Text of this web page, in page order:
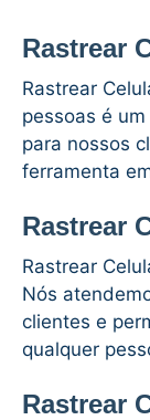
Rastrear
Rastrear
pessoas é
para nossos
ferramenta
Rastrear
Rastrear
Nós
clientes e
qualquer
Rastrear